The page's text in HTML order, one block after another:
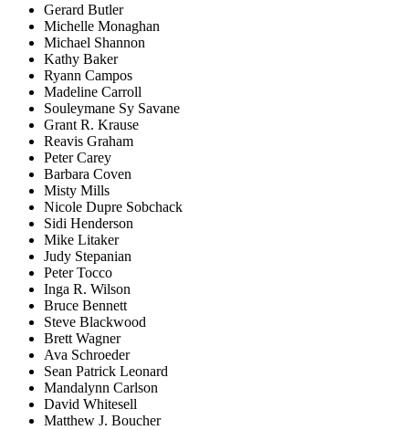
Gerard Butler
Michelle Monaghan
Michael Shannon
Kathy Baker
Ryann Campos
Madeline Carroll
Souleymane Sy Savane
Grant R. Krause
Reavis Graham
Peter Carey
Barbara Coven
Misty Mills
Nicole Dupre Sobchack
Sidi Henderson
Mike Litaker
Judy Stepanian
Peter Tocco
Inga R. Wilson
Bruce Bennett
Steve Blackwood
Brett Wagner
Ava Schroeder
Sean Patrick Leonard
Mandalynn Carlson
David Whitesell
Matthew J. Boucher